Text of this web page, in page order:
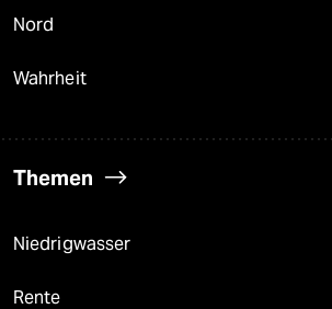
Nord
Wahrheit
Themen
Niedrigwasser
Rente